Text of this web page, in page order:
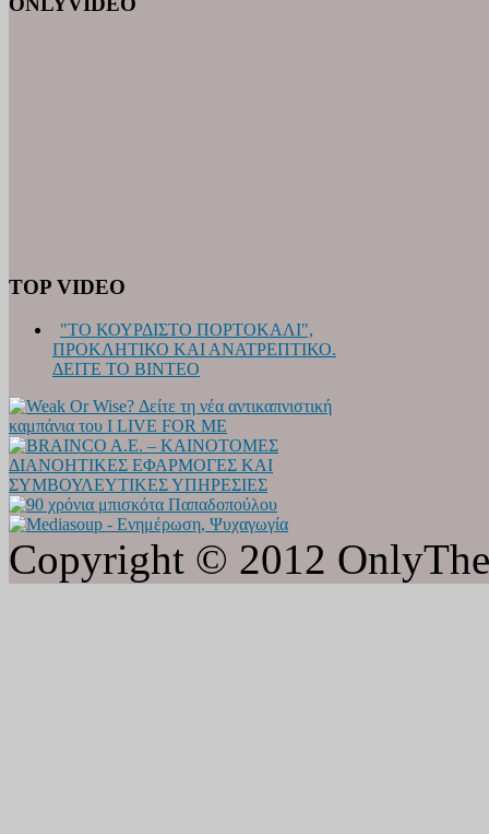
TOP VIDEO
"ΤΟ ΚΟΥΡΔΙΣΤΟ ΠΟΡΤΟΚΑΛΙ",
ΠΡΟΚΛΗΤΙΚΟ ΚΑΙ ΑΝΑΤΡΕΠΤΙΚΟ.
ΔΕΙΤΕ ΤΟ ΒΙΝΤΕΟ
Copyright © 2012